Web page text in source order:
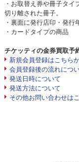
・お取替え券や冊子タ
切り離された冊子。
・裏面に発行店印・発
・カードタイプの商品
チケッティの金券買取予
新規会員登録はこちら
会員登録後の流れにつ
発送日時について
発送方法について
その他お問い合わせは